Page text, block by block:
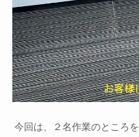
今回は、２名作業のところ